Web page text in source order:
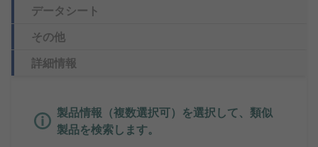
データシート
その他
詳細情報
製品情報（複数選択可）を選択して、類似
製品を検索します。